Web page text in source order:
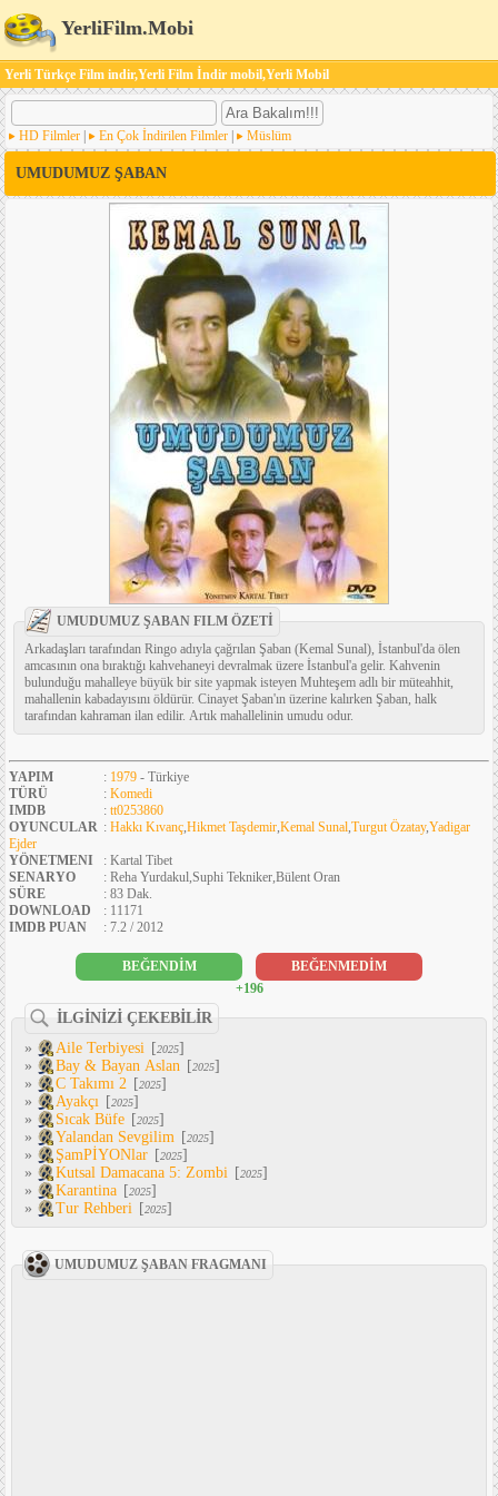
YerliFilm.Mobi
Yerli Türkçe Film indir,Yerli Film İndir mobil,Yerli Mobil
HD Filmler En Çok İndirilen Filmler Müslüm
UMUDUMUZ ŞABAN
UMUDUMUZ ŞABAN FILM ÖZETİ
Arkadaşları tarafından Ringo adıyla çağrılan Şaban (Kemal Sunal), İstanbul'da ölen
amcasının ona bıraktığı kahvehaneyi devralmak üzere İstanbul'a gelir. Kahvenin
bulunduğu mahalleye büyük bir site yapmak isteyen Muhteşem adlı bir müteahhit,
mahallenin kabadayısını öldürür. Cinayet Şaban'ın üzerine kalırken Şaban, halk
tarafından kahraman ilan edilir. Artık mahallelinin umudu odur.
YAPIM : 1979 - Türkiye
TÜRÜ
: Komedi
IMDB
: tt0253860
OYUNCULAR : Hakkı Kıvanç Hikmet Taşdemir Kemal Sunal Turgut Özatay,Yadigar
Ejder
YÖNETMENI
: Kartal Tibet
SENARYO
: Reha Yurdakul,Suphi Tekniker,Bülent Oran
SÜRE
: 83 Dak.
DOWNLOAD
: 11171
IMDB PUAN
: 7.2 / 2012
BEĞENDİM
BEĞENMEDİM
+196
İLGİNİZİ ÇEKEBİLİR
»
Aile Terbiyesi [2025]
»
Bay & Bayan Aslan [2025]
»
C Takımı 2 [2025]
»
Ayakçı [2025]
»
Sıcak Büfe [2025]
»
Yalandan Sevgilim [2025]
»
ŞamPİYONlar [2025]
»
Kutsal Damacana 5: Zombi [2025]
»
Karantina [2025]
»
Tur Rehberi [2025]
UMUDUMUZ ŞABAN FRAGMANI